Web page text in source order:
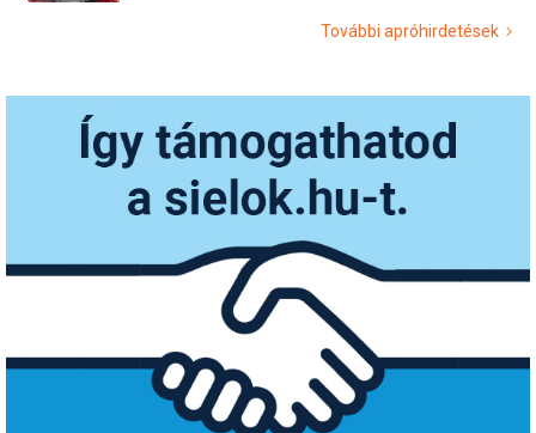
További apróhirdetések